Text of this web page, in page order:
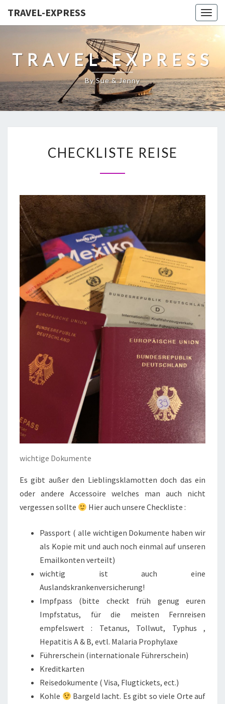
TRAVEL-EXPRESS
TRAVEL-EXPRESS
By Sue & Jenny
CHECKLISTE REISE
wichtige Dokumente
Es gibt außer den Lieblingsklamotten doch das ein
oder andere Accessoire welches man auch nicht
vergessen sollte
Hier auch unsere Checkliste :
Passport ( alle wichtigen Dokumente haben wir
als Kopie mit und auch noch einmal auf unseren
Emailkonten verteilt)
wichtig ist auch eine
Auslandskrankenversicherung!
Impfpass (bitte checkt früh genug euren
Impfstatus, für die meisten Fernreisen
empfelswert : Tetanus, Tollwut, Typhus ,
Hepatitis A & B, evtl. Malaria Prophylaxe
Führerschein (internationale Führerschein)
Kreditkarten
Reisedokumente ( Visa, Flugtickets, ect.)
Kohle
Bargeld lacht. Es gibt so viele Orte auf